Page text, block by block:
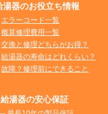
湯器のお役立ち情報
エラーコード一覧
概算修理費用一覧
交換と修理どちらがお得？
給湯器の寿命はどれくらい？
故障？修理前にできること
給湯器の安心保証